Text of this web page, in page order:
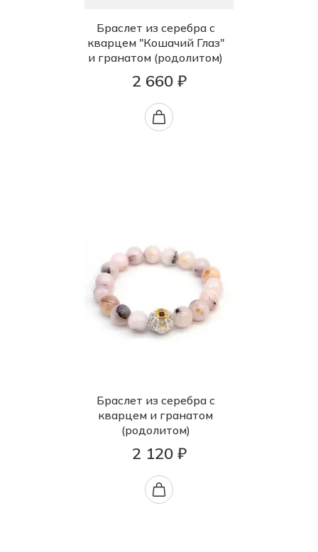
Браслет из серебра с
кварцем "Кошачий Глаз"
и гранатом (родолитом)
2 660 ₽
Браслет из серебра с
кварцем и гранатом
(родолитом)
2 120 ₽